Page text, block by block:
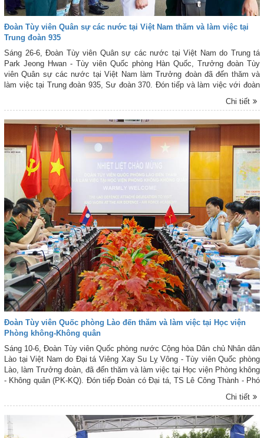
Đoàn Tùy viên Quân sự các nước tại Việt Nam thăm và làm việc tại
Trung đoàn 935
Sáng 26-6, Đoàn Tùy viên Quân sự các nước tại Việt Nam do Trung tá
Park Jeong Hwan - Tùy viên Quốc phòng Hàn Quốc, Trưởng đoàn Tùy
viên Quân sự các nước tại Việt Nam làm Trưởng đoàn đã đến thăm và
làm việc tại Trung đoàn 935, Sư đoàn 370. Đón tiếp và làm việc với đoàn
huy Trung đoàn 935 cùng đại diện các cơ quan, đơn vị trong Trung đoàn.
Chi tiết
Đoàn Tùy viên Quốc phòng Lào đến thăm và làm việc tại Học viện
Phòng không-Không quân
Sáng 10-6, Đoàn Tùy viên Quốc phòng nước Cộng hòa Dân chủ Nhân dân
Lào tại Việt Nam do Đại tá Viêng Xay Su Lỵ Vông - Tùy viên Quốc phòng
Lào, làm Trưởng đoàn, đã đến thăm và làm việc tại Học viện Phòng không
- Không quân (PK-KQ). Đón tiếp Đoàn có Đại tá, TS Lê Công Thành - Phó
Giám đốc Học viện PK-KQ; đại diện các cơ quan, khoa giảng viên và đơn
Chi tiết